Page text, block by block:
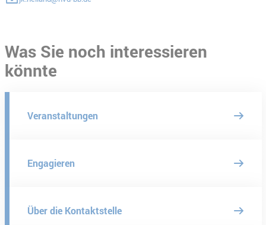
Was Sie noch interessieren
könnte
Veranstaltungen
Engagieren
Über die Kontaktstelle